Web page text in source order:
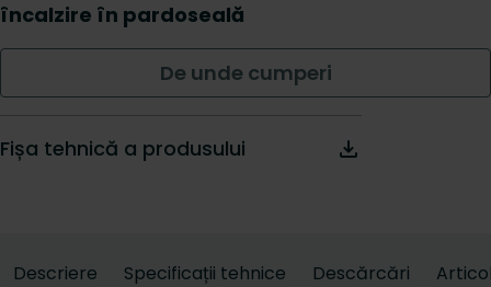
încalzire în pardoseală
De unde cumperi
Fișa tehnică a produsului
Descriere Specificații tehnice Descărcări